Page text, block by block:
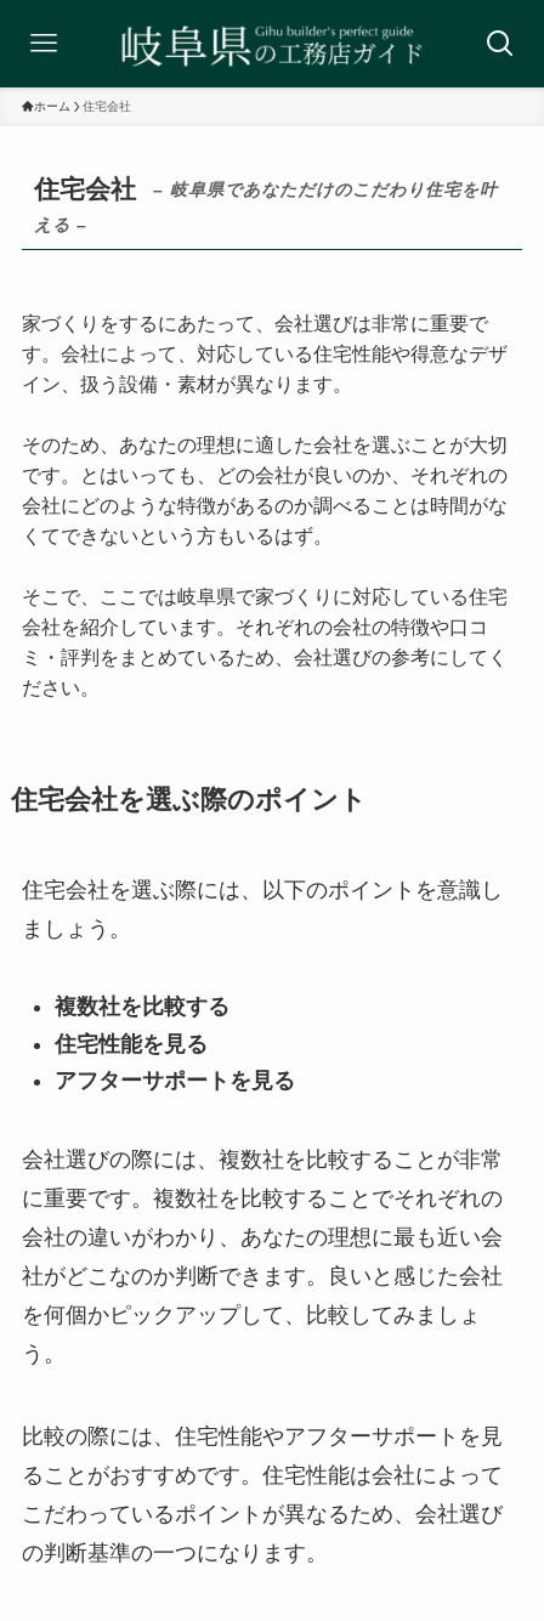
ホーム 住宅会社
住宅会社
– 岐阜県であなただけのこだわり住宅を叶
える –
家づくりをするにあたって、会社選びは非常に重要で
す。会社によって、対応している住宅性能や得意なデザ
イン、扱う設備・素材が異なります。
そのため、あなたの理想に適した会社を選ぶことが大切
です。とはいっても、どの会社が良いのか、それぞれの
会社にどのような特徴があるのか調べることは時間がな
くてできないという方もいるはず。
そこで、ここでは岐阜県で家づくりに対応している住宅
会社を紹介しています。それぞれの会社の特徴や口コ
ミ・評判をまとめているため、会社選びの参考にしてく
ださい。
住宅会社を選ぶ際のポイント
住宅会社を選ぶ際には、以下のポイントを意識し
ましょう。
複数社を比較する
住宅性能を見る
アフターサポートを見る
会社選びの際には、複数社を比較することが非常
に重要です。複数社を比較することでそれぞれの
会社の違いがわかり、あなたの理想に最も近い会
社がどこなのか判断できます。良いと感じた会社
を何個かピックアップして、比較してみましょ
う。
比較の際には、住宅性能やアフターサポートを見
ることがおすすめです。住宅性能は会社によって
こだわっているポイントが異なるため、会社選び
の判断基準の一つになります。